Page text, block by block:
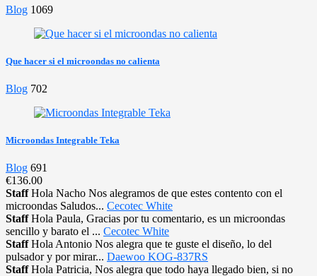
Blog 1069
Que hacer si el microondas no calienta
Blog 702
Microondas Integrable Teka
Blog 691
€136.00
StaffHola Nacho Nos alegramos de que estes contento con el
microondas Saludos... Cecotec White
StaffHola Paula, Gracias por tu comentario, es un microondas
sencillo y barato el ... Cecotec White
StaffHola Antonio Nos alegra que te guste el diseño, lo del
pulsador y por mirar... Daewoo KOG-837RS
StaffHola Patricia, Nos alegra que todo haya llegado bien, si no